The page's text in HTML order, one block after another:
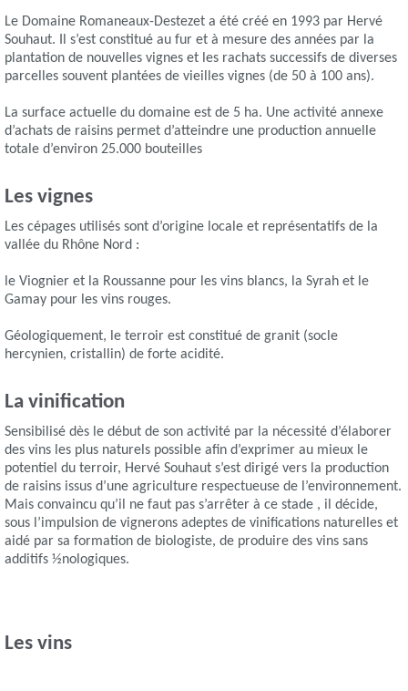
Le Domaine Romaneaux-Destezet a été créé en 1993 par Hervé
Souhaut. Il s’est constitué au fur et à mesure des années par la
plantation de nouvelles vignes et les rachats successifs de diverses
parcelles souvent plantées de vieilles vignes (de 50 à 100 ans).
La surface actuelle du domaine est de 5 ha. Une activité annexe
d’achats de raisins permet d’atteindre une production annuelle
totale d’environ 25.000 bouteilles
Les vignes
Les cépages utilisés sont d’origine locale et représentatifs de la
vallée du Rhône Nord :
le Viognier et la Roussanne pour les vins blancs, la Syrah et le
Gamay pour les vins rouges.
Géologiquement, le terroir est constitué de granit (socle
hercynien, cristallin) de forte acidité.
La vinification
Sensibilisé dès le début de son activité par la nécessité d’élaborer
des vins les plus naturels possible afin d’exprimer au mieux le
potentiel du terroir, Hervé Souhaut s’est dirigé vers la production
de raisins issus d’une agriculture respectueuse de l’environnement.
Mais convaincu qu’il ne faut pas s’arrêter à ce stade , il décide,
sous l’impulsion de vignerons adeptes de vinifications naturelles et
aidé par sa formation de biologiste, de produire des vins sans
additifs ½nologiques.
Les vins